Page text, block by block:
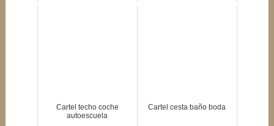
Cartel techo coche
autoescuela
Cartel cesta baño boda